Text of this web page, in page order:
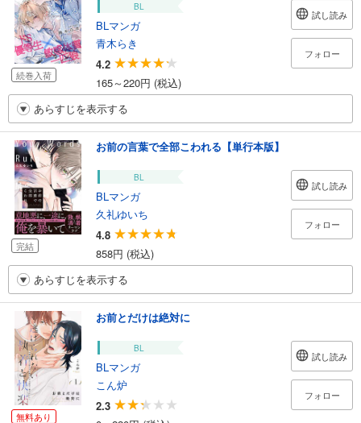
続巻入荷
BL
BLマンガ
青木らき
4.2
165～220円 (税込)
試し読み
フォロー
あらすじを表示する
完結
お前の言葉で全部こわれる【単行本版】
BL
BLマンガ
久礼ゆいち
4.8
858円 (税込)
試し読み
フォロー
あらすじを表示する
無料あり
お前とだけは絶対に
BL
BLマンガ
こん炉
2.3
試し読み
フォロー